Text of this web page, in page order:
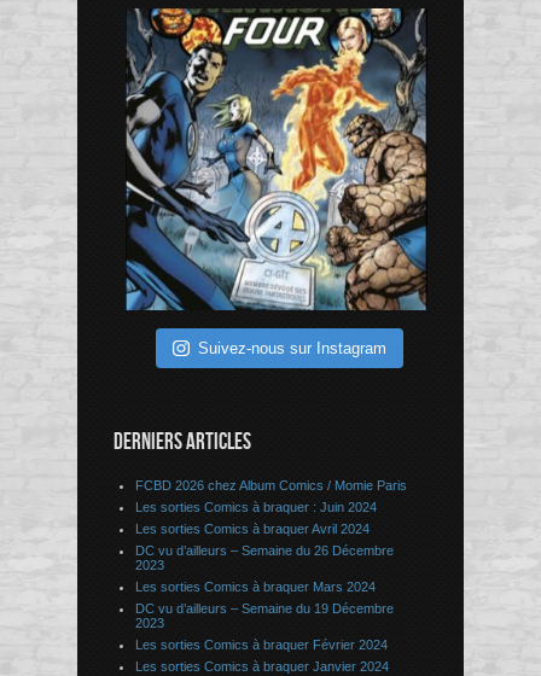
Suivez-nous sur Instagram
DERNIERS ARTICLES
FCBD 2026 chez Album Comics / Momie Paris
Les sorties Comics à braquer : Juin 2024
Les sorties Comics à braquer Avril 2024
DC vu d’ailleurs – Semaine du 26 Décembre
2023
Les sorties Comics à braquer Mars 2024
DC vu d’ailleurs – Semaine du 19 Décembre
2023
Les sorties Comics à braquer Février 2024
Les sorties Comics à braquer Janvier 2024